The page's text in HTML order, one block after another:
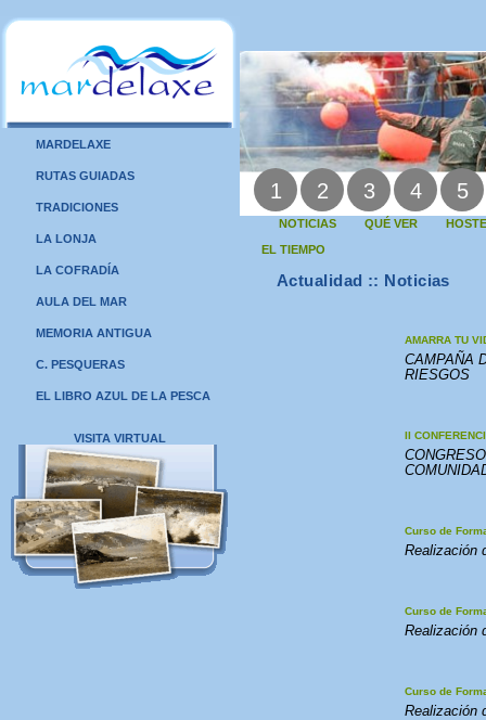
MARDELAXE
RUTAS GUIADAS
TRADICIONES
LA LONJA
LA COFRADÍA
AULA DEL MAR
MEMORIA ANTIGUA
C. PESQUERAS
EL LIBRO AZUL DE LA PESCA
VISITA VIRTUAL
1 2 3 4 5
NOTICIAS QUÉ VER
EL TIEMPO
Actualidad :: Noticias
AMARRA TU
CAMPAÑA
RIESGOS
II
Curso de
Realización
Curso de
Realización
Curso de
Realización